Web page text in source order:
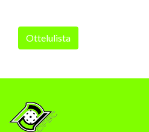
Ottelulista